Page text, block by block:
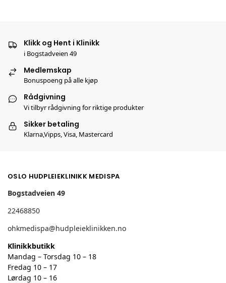
Klikk og Hent i Klinikk
i Bogstadveien 49
Medlemskap
Bonuspoeng på alle kjøp
Rådgivning
Vi tilbyr rådgivning for riktige produkter
Sikker betaling
Klarna,Vipps, Visa, Mastercard
OSLO HUDPLEIEKLINIKK MEDISPA
Bogstadveien 49
22468850
ohkmedispa@hudpleieklinikken.no
Klinikkbutikk
Mandag – Torsdag 10 – 18
Fredag 10 – 17
Lørdag 10 – 16